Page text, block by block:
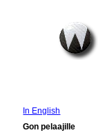
In English
Gon pelaajille